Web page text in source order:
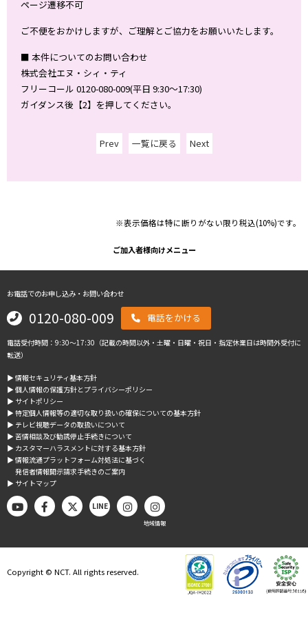
ページ遷移不可
ご不便をおかけしますが、ご理解とご協力をお願いいたします。
■ 本件についてのお問い合わせ
株式会社エヌ・シィ・ティ
フリーコール 0120-080-009(平日 9:30～17:30)
ガイダンス後【2】を押してください。
Prev 一覧に戻る Next
※表示価格は特に断りがない限り税込(10%)です。
ご加入者様向けメニュー
お電話でのお申し込み・お問い合わせ
0120-080-009 電話をかける
電話受付時間：9:30～17:30（記載の時間以外・土曜・日曜・祝日・指定休業日は時間外受付に
転送）
▶︎ 情報セキュリティ基本方針
▶︎ 個人情報の保護方針とプライバシーポリシー
▶︎ サイトポリシー
▶︎ 特定個人情報等の適切な取り扱いの確保についての基本方針
▶︎ テレビ視聴データの取扱いについて
▶︎ 苦情相談及び勧誘停止手続きについて
▶︎ カスタマーハラスメントに対する基本方針
▶︎ 情報流通プラットフォーム対処法に基づく
発信者情報開示請求手続きのご案内
▶︎ サイトマップ
LINE
地域情報
Copyright © NCT. All rights reserved.